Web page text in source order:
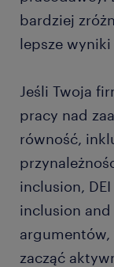
bardziej
lepsze
Jeśli Twoja
pracy nad
równość,
inclusion,
inclusion and
zacząć